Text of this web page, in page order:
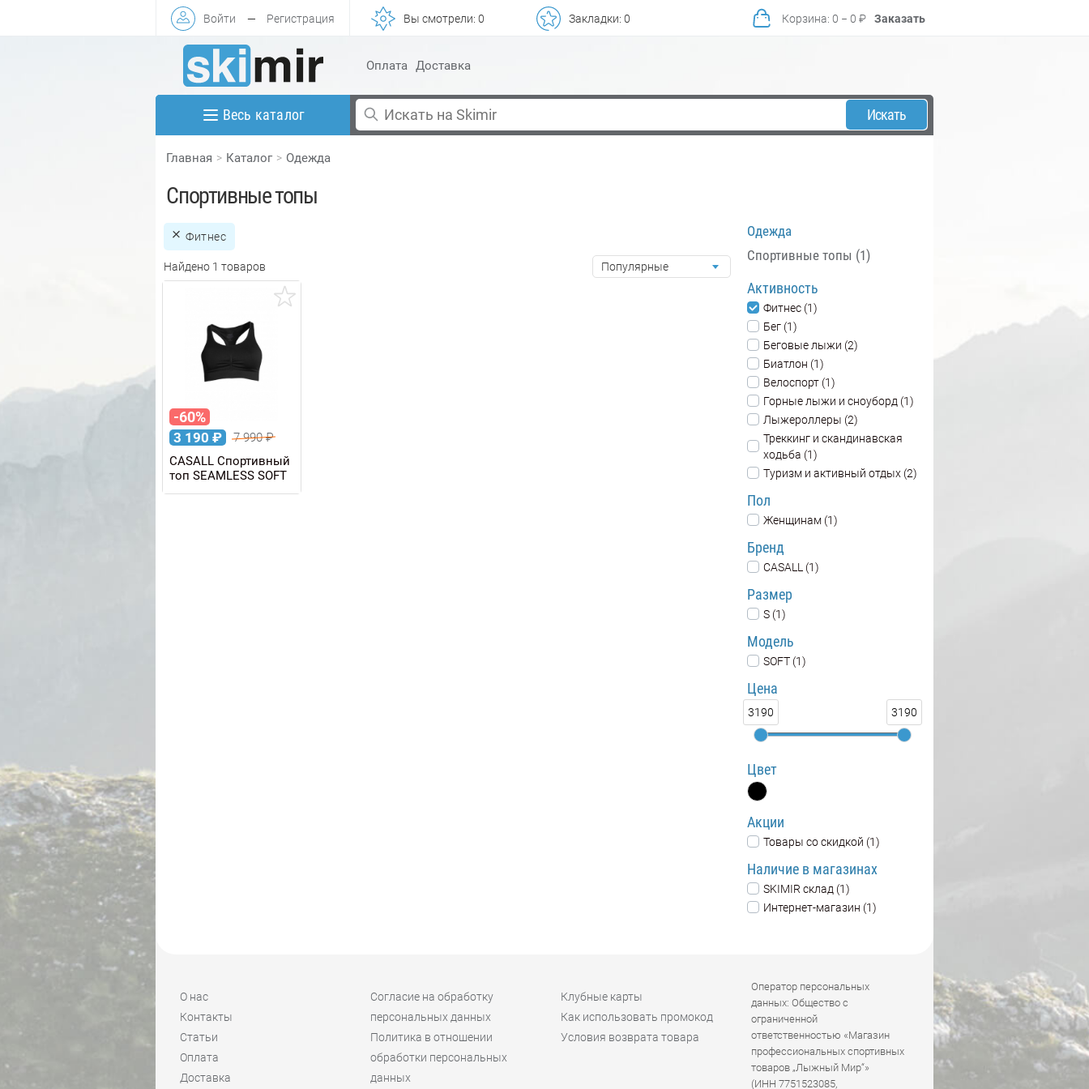
Войти — Регистрация Вы смотрели: 0 Закладки: 0 Корзина: 0 − 0 ₽ Заказать
Оплата Доставка
Весь каталог Искать
Главная Каталог Одежда
Спортивные топы
Фитнес
Найдено 1 товаров Популярные
-60%
3 190 ₽ 7 990₽
CASALL Спортивный
топ SEAMLESS SOFT
Одежда
Спортивные топы (1)
Активность
Фитнес (1)
Бег (1)
Беговые лыжи (2)
Биатлон (1)
Велоспорт (1)
Горные лыжи и сноуборд (1)
Лыжероллеры (2)
Треккинг и скандинавская
ходьба (1)
Туризм и активный отдых (2)
Пол
Женщинам (1)
Бренд
CASALL (1)
Размер
S (1)
Модель
SOFT (1)
Цена
3190 3190
Цвет
Акции
Товары со скидкой (1)
Наличие в магазинах
SKIMIR склад (1)
Интернет-магазин (1)
О нас
Контакты
Статьи
Оплата
Доставка
Согласие на обработку
персональных данных
Политика в отношении
обработки персональных
данных
Клубные карты
Как использовать промокод
Условия возврата товара
Оператор персональных
данных: Общество с
ограниченной
ответственностью «Магазин
профессиональных спортивных
товаров „Лыжный Мир“»
(ИНН 7751523085,